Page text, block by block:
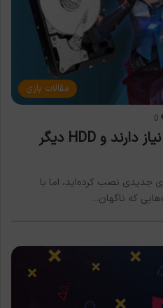
مقالات بازی
0
چرا برخی بازی‌ها به SSD نیاز دارند و HDD دیگر
جدیدی نصب کرده‌اید، اما با
که ناگهان…